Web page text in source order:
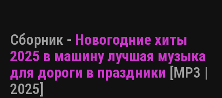
Сборник - Новогодние хиты
2025 в машину лучшая музыка
для дороги в праздники [MP3 |
2025]